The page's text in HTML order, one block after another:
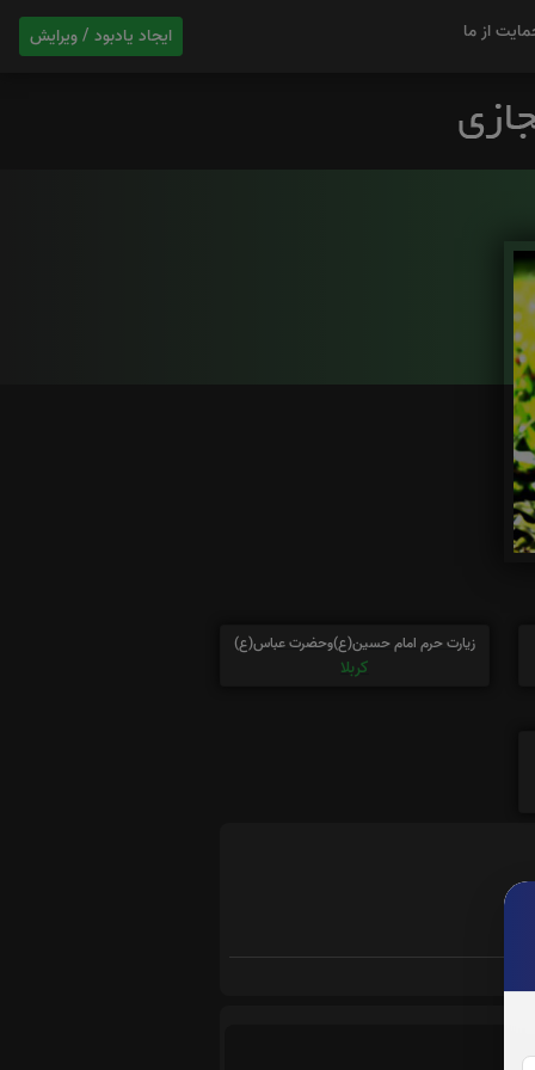
ایجاد یادبود / ویرایش از ما
زیارت حرم امام حسین(ع)وحضرت عباس(ع)
کربلا